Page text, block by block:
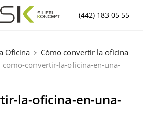
(442) 183 05 55
Oficina
Cómo convertir la oficina
como-convertir-la-oficina-en-una-
la-oficina-en-una-